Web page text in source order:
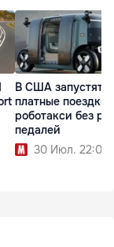
В США запустят
платные поездки
роботакси без
педалей
30 Июл. 22:00